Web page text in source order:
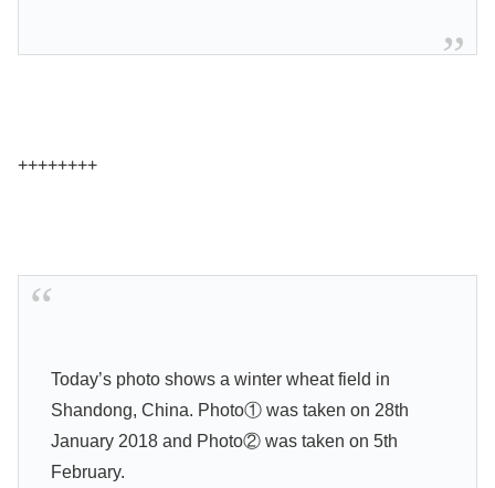
++++++++
Today’s photo shows a winter wheat field in
Shandong, China. Photo① was taken on 28th
January 2018 and Photo② was taken on 5th
February.